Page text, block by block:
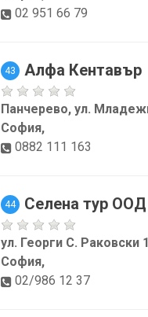
02 951 66 79
43 Алфа Кентавър
Панчерево, ул.
София,
0882 111 163
44 Селена тур ООД
ул. Георги С. Раковски
София,
02/986 12 37